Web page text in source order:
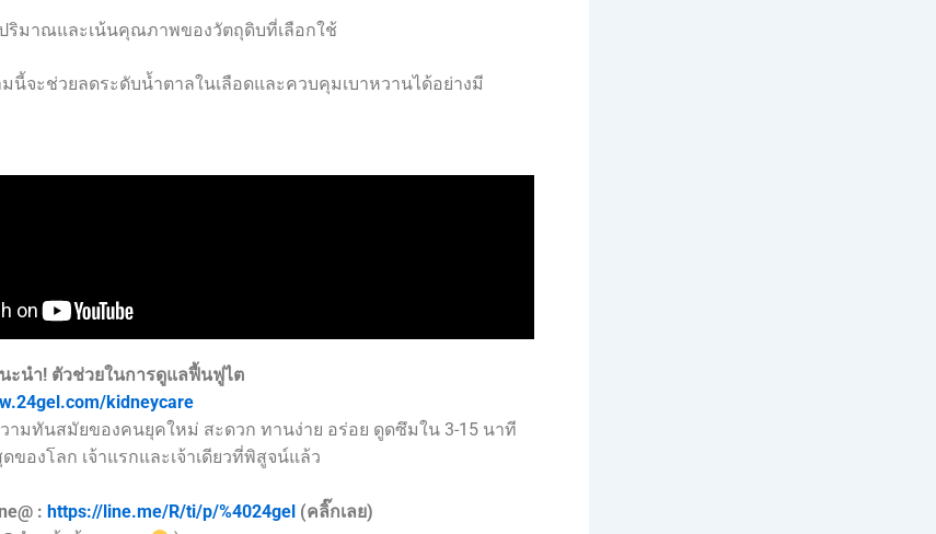
ริมาณและเน้นคุณภาพของวัตถุดิบที่เลือกใช้
นี้จะช่วยลดระดับน้ำตาลในเลือดและควบคุมเบาหวานได้อย่างมี
ะนำ! ตัวช่วยในการดูแลฟื้นฟูไต
kidneycare
วามทันสมัยของคนยุคใหม่ สะดวก ทานง่าย อร่อย ดูดซึมใน 3-15 นาที
ของโลก เจ้าแรกและเจ้าเดียวที่พิสูจน์แล้ว
: https://line.me/R/ti/p/%4024gel (คลิ๊กเลย)